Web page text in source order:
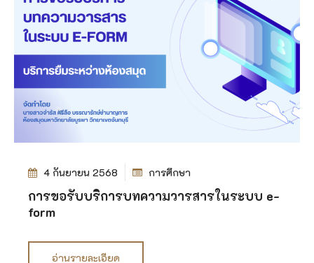
4 กันยายน 2568 การศึกษา
การขอรับบริการบทความวารสารในระบบ e-
form
อ่านรายละเอียด